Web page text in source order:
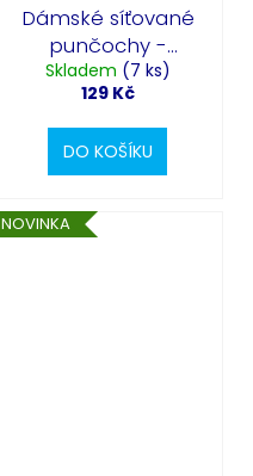
Dámské síťované
punčochy -
Satanic
Skladem (7 ks)
129 Kč
DO KOŠÍKU
NOVINKA